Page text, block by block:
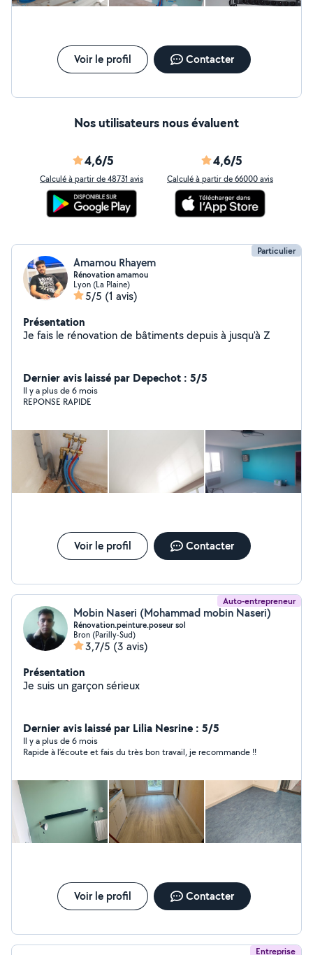
Voir le profil Contacter
Nos utilisateurs nous évaluent
4,6/5
Calculé à partir de 48731 avis
4,6/5
Calculé à partir de 66000 avis
Particulier
Amamou Rhayem
Rénovation amamou
Lyon (La Plaine)
5/5 (1 avis)
Présentation
Je fais le rénovation de bâtiments depuis à jusqu'à Z
Dernier avis laissé par Depechot : 5/5
Il y a plus de 6 mois
REPONSE RAPIDE
Voir le profil Contacter
Auto-entrepreneur
Mobin Naseri (Mohammad mobin Naseri)
Rénovation.peinture.poseur sol
Bron (Parilly-Sud)
3,7/5 (3 avis)
Présentation
Je suis un garçon sérieux
Dernier avis laissé par Lilia Nesrine : 5/5
Il y a plus de 6 mois
Rapide à l’écoute et fais du très bon travail, je recommande !!
Voir le profil Contacter
Entreprise